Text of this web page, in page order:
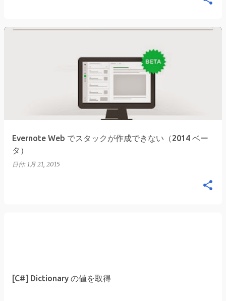
Evernote Web でスタックが作成できない（2014 ベー
タ）
日付: 1月 21, 2015
[C#] Dictionary の値を取得